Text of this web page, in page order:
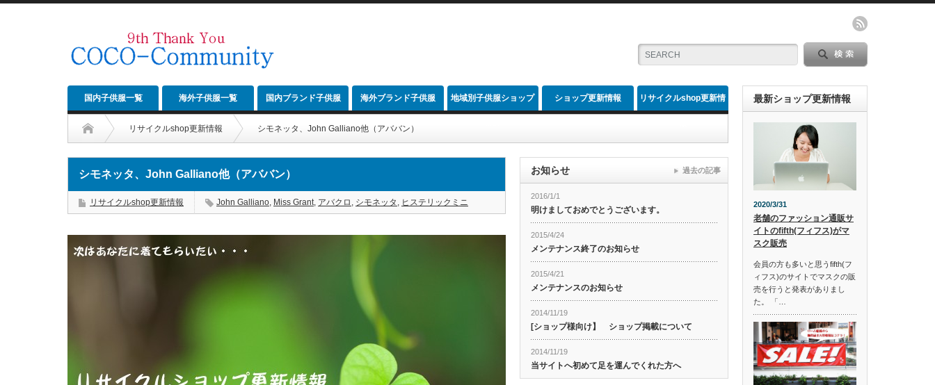
国内子供服一覧 海外子供服一覧 国内ブランド子供服 海外ブランド子供服 地域別子供服ショップ ショップ更新情報 リサイクルshop更新情
リサイクルshop更新情報 シモネッタ、John Galliano他（アババン）
シモネッタ、John Galliano他（アババン）
リサイクルshop更新情報 John Galliano, Miss Grant, アバクロ , シモネッタ , ヒステリックミニ
お知らせ
2016/1/1
明けましておめでとうございます。
2015/4/24
メンテナンス終了のお知らせ
2015/4/21
メンテナンスのお知らせ
2014/11/19
[ショップ様向け】 ショップ掲載について
2014/11/19
当サイトへ初めて足を運んでくれた方へ
過去の記事
最新ショップ更新情報
2020/3/31
老舗のファッション通販サ
イトのfifth(フィフス)がマ
スク販売
会員の方も多いと思うfifth(フ
ィフス)のサイトでマスクの販
売を行うと発表がありまし
た。 「…